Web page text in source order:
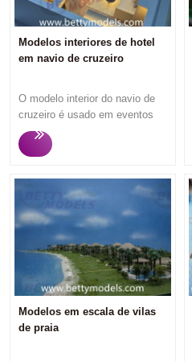
Modelos interiores de hotel
em navio de cruzeiro
O modelo interior do navio de
cruzeiro é usado em eventos
de marketing para atrair
clientes em potencial,
modelo exterior de navio de
cruzeiro e vários modelos
interiores de hotéis. A Betty
Models se concentra em
personalizar modelos de
interiores de alta qualidade há
mais de 12 anos. Resposta
rápida, comunicação
profissional suave, produção
rápida e modelos de alta
Modelos em escala de vilas
de praia